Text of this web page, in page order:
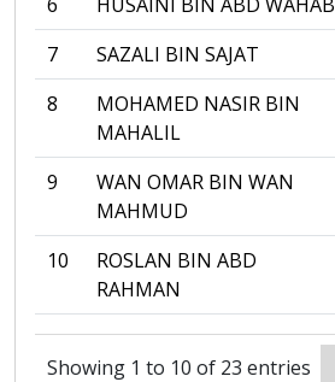
7
SAZALI BIN SAJAT
8
MOHAMED NASIR BIN
MAHALIL
9
WAN OMAR BIN WAN
MAHMUD
10
ROSLAN BIN ABD
RAHMAN
Showing 1 to 10 of 23 entries